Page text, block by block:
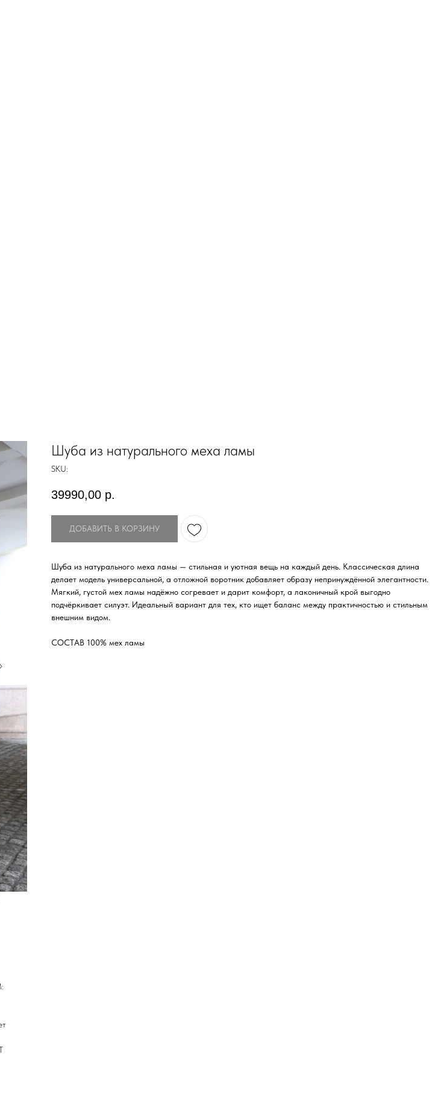
Шуба из натурального меха ламы
SKU:
39990,00 р.
ДОБАВИТЬ В КОРЗИНУ
Шуба из натурального меха ламы — стильная и уютная вещь на каждый день. Классическая длина
делает модель универсальной, а отложной воротник добавляет образу непринуждённой элегантности.
Мягкий, густой мех ламы надёжно согревает и дарит комфорт, а лаконичный крой выгодно
подчёркивает силуэт. Идеальный вариант для тех, кто ищет баланс между практичностью и стильным
внешним видом.
СОСТАВ 100% мех ламы